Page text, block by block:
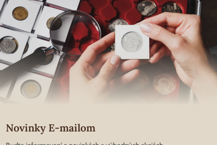
Novinky E-mailom